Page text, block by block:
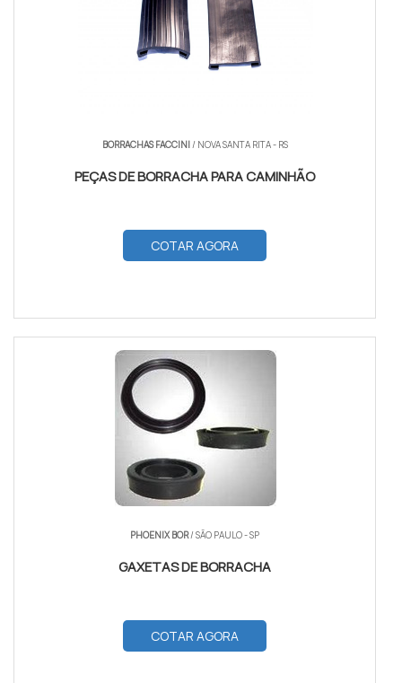
BORRACHAS FACCINI/ NOVA SANTA RITA - RS
PEÇAS DE BORRACHA PARA CAMINHÃO
COTAR AGORA
PHOENIX BOR/ SÃO PAULO - SP
GAXETAS DE BORRACHA
COTAR AGORA